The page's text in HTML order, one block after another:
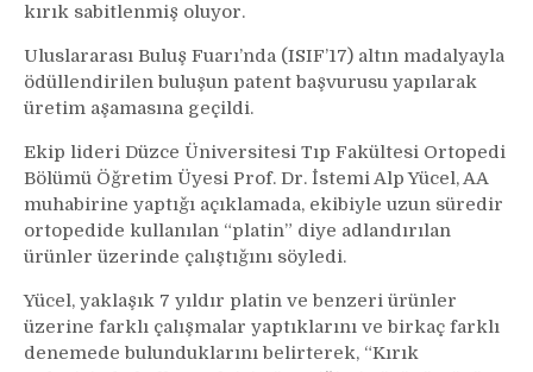
kırık sabitlenmiş oluyor.
Uluslararası Buluş Fuarı’nda (ISIF’17) altın madalyayla
ödüllendirilen buluşun patent başvurusu yapılarak
üretim aşamasına geçildi.
Ekip lideri Düzce Üniversitesi Tıp Fakültesi Ortopedi
Bölümü Öğretim Üyesi Prof. Dr. İstemi Alp Yücel, AA
muhabirine yaptığı açıklamada, ekibiyle uzun süredir
ortopedide kullanılan “platin” diye adlandırılan
ürünler üzerinde çalıştığını söyledi.
Yücel, yaklaşık 7 yıldır platin ve benzeri ürünler
üzerine farklı çalışmalar yaptıklarını ve birkaç farklı
denemede bulunduklarını belirterek, “Kırık